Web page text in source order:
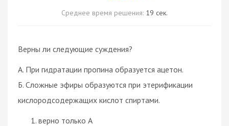
Среднее время решения: 19 сек.
Верны ли следующие суждения?
А. При гидратации пропина образуется ацетон.
Б. Сложные эфиры образуются при этерификации
кислородсодержащих кислот спиртами.
верно только А